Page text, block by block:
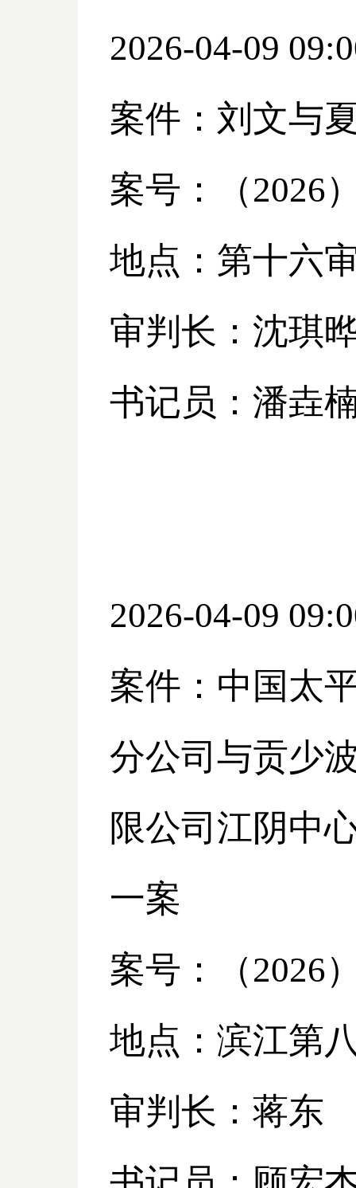
2026-04-09
案件：刘文与
案号：（2026
地点：第十六
审判长：沈琪
书记员：潘垚
2026-04-09
案件：中国太
分公司与贡少
限公司江阴中
一案
案号：（2026
地点：滨江第
审判长：蒋东